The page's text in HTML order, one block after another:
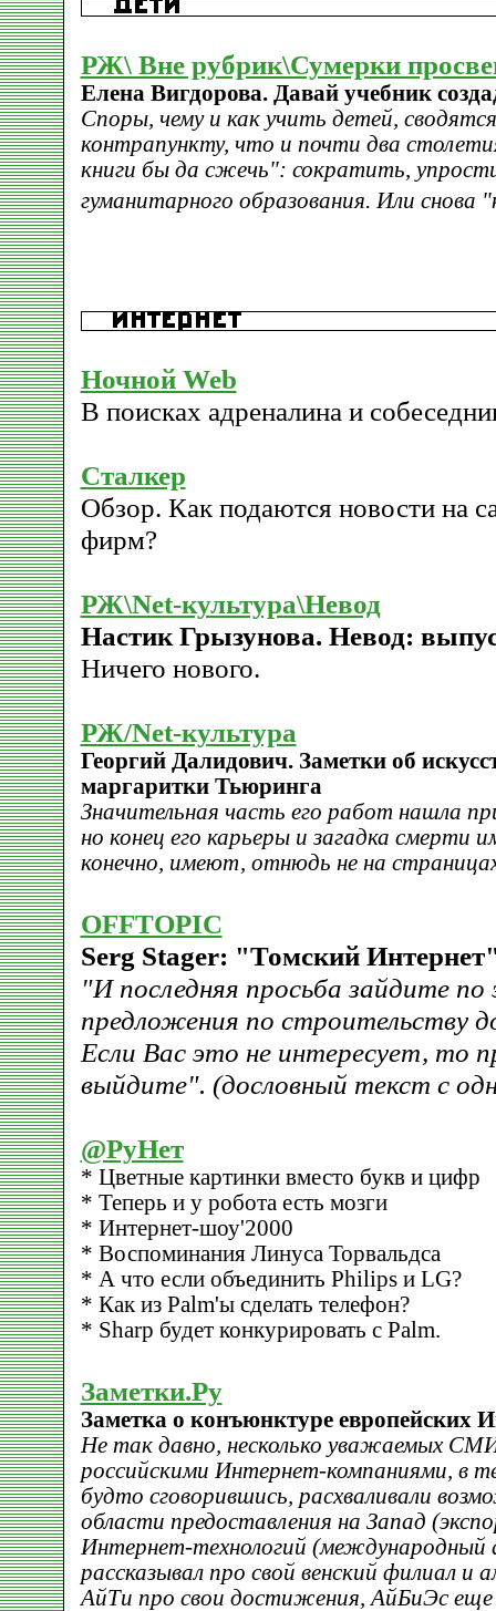
РЖ\ Вне рубрик\Сумерки
Елена Вигдорова. Давай учебник
Споры, чему и как учить детей,
контрапункту, что и почти два
книги бы да сжечь": сократить,
гуманитарного образования. Или снова
Ночной Web
В поисках адреналина и
Сталкер
Обзор. Как подаются новости на
фирм?
РЖ\Net-культура\Невод
Настик Грызунова. Невод:
Ничего нового.
РЖ/Net-культура
Георгий Далидович. Заметки об
маргаритки Тьюринга
Значительная часть его работ нашла
но конец его карьеры и загадка смерти
конечно, имеют, отнюдь не на
OFFTOPIC
Serg Stager: "Томский
"И последняя просьба зайдите
предложения по строительству
Если Вас это не интересует, то
выйдите". (дословный текст с
@РуНет
* Цветные картинки вместо букв и цифр
* Теперь и у робота есть мозги
* Интернет-шоу'2000
* Воспоминания Линуса Торвальдса
* А что если объединить Philips и LG?
* Как из Palm'ы сделать телефон?
* Sharp будет конкурировать с Palm.
Заметки.Ру
Заметка о конъюнктуре европейских
Не так давно, несколько уважаемых
российскими Интернет-компаниями, в
будто сговорившись, расхваливали
области предоставления на Запад
Интернет-технологий (международный
рассказывал про свой венский филиал и
АйТи про свои достижения, АйБиЭс